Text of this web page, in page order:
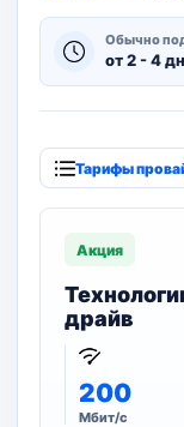
Обычно
от 2 - 4
Тарифы
Акция
драйв
200
Мбит/с